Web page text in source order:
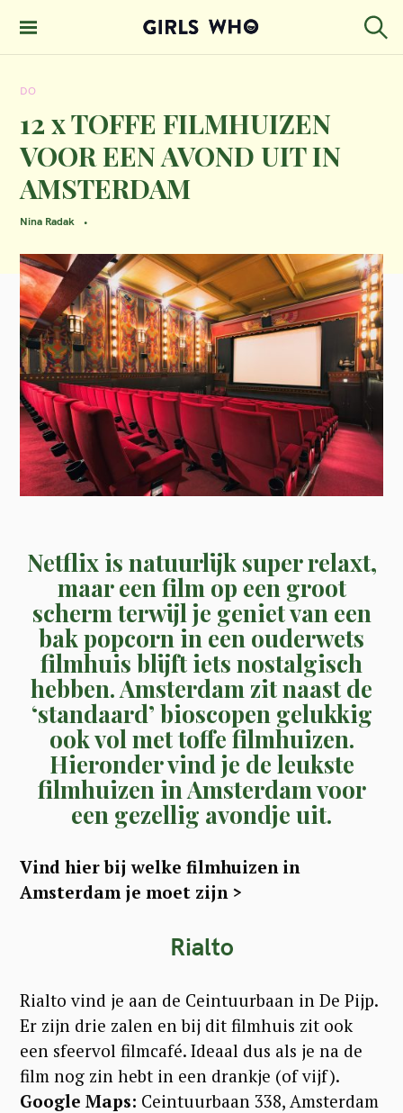
GIRLS WHO
DO
12 x TOFFE FILMHUIZEN
VOOR EEN AVOND UIT IN
AMSTERDAM
Nina Radak
Netflix is natuurlijk super relaxt,
maar een film op een groot
scherm terwijl je geniet van een
bak popcorn in een ouderwets
filmhuis blijft iets nostalgisch
hebben. Amsterdam zit naast de
‘standaard’ bioscopen gelukkig
ook vol met toffe filmhuizen.
Hieronder vind je de leukste
filmhuizen in Amsterdam voor
een gezellig avondje uit.
Vind hier bij welke filmhuizen in
Amsterdam je moet zijn >
Rialto
Rialto vind je aan de Ceintuurbaan in De Pijp.
Er zijn drie zalen en bij dit filmhuis zit ook
een sfeervol filmcafé. Ideaal dus als je na de
film nog zin hebt in een drankje (of vijf).
Google Maps: Ceintuurbaan 338, Amsterdam